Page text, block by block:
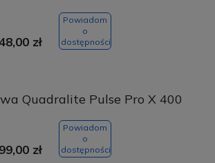
zł
Powiadom
o
dostępności
Quadralite Pulse Pro X 400
zł
Powiadom
o
dostępności